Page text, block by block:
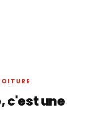
c'est une